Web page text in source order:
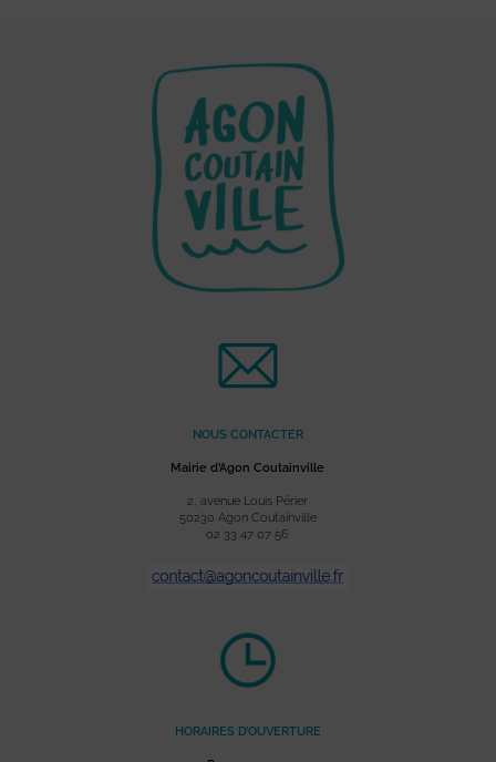
NOUS CONTACTER
Mairie d’Agon Coutainville
2, avenue Louis Périer
50230 Agon Coutainville
02 33 47 07 56
HORAIRES D’OUVERTURE